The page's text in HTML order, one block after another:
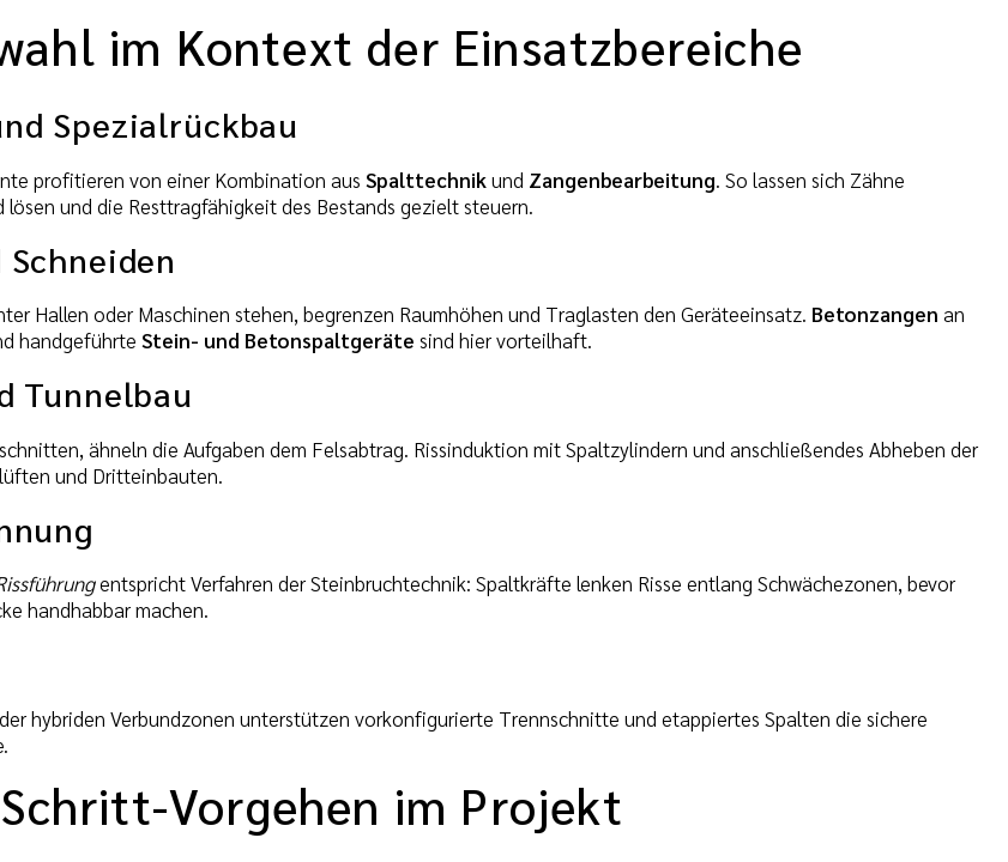
im Kontext der Einsatzbereiche
Spezialrückbau
profitieren von einer Kombination aus Spalttechnikund Zangenbearbeitung. So lassen sich Zähne
lösen und die Resttragfähigkeit des Bestands gezielt steuern.
Hallen oder Maschinen stehen, begrenzen Raumhöhen und Traglasten den Geräteeinsatz. Betonzangen an
handgeführte Stein- und Betonspaltgeräte sind hier vorteilhaft.
Tunnelbau
ähneln die Aufgaben dem Felsabtrag. Rissinduktion mit Spaltzylindern und anschließendes Abheben der
und Dritteinbauten.
entspricht Verfahren der Steinbruchtechnik: Spaltkräfte lenken Risse entlang Schwächezonen, bevor
handhabbar machen.
hybriden Verbundzonen unterstützen vorkonfigurierte Trennschnitte und etappiertes Spalten die sichere
Vorgehen im Projekt